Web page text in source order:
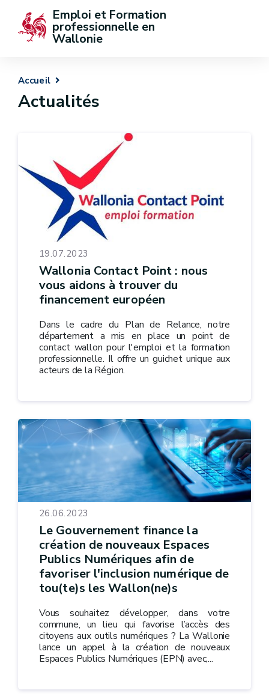
Emploi et Formation
professionnelle en
Wallonie
Accueil
Actualités
19.07.2023
Wallonia Contact Point : nous
vous aidons à trouver du
financement européen
Dans le cadre du Plan de Relance, notre
département a mis en place un point de
contact wallon pour l'emploi et la formation
professionnelle. Il offre un guichet unique aux
acteurs de la Région.
26.06.2023
Le Gouvernement finance la
création de nouveaux Espaces
Publics Numériques afin de
favoriser l'inclusion numérique de
tou(te)s les Wallon(ne)s
Vous souhaitez développer, dans votre
commune, un lieu qui favorise l’accès des
citoyens aux outils numériques ? La Wallonie
lance un appel à la création de nouveaux
Espaces Publics Numériques (EPN) avec,...